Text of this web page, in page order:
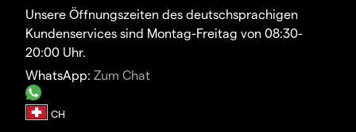
Unsere Öffnungszeiten des deutschsprachigen
Kundenservices sind Montag-Freitag von 08:30-
20:00 Uhr.
WhatsApp: Zum Chat